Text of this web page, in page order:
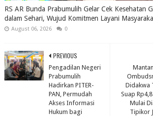
RS AR Bunda Prabumulih Gelar Cek Kesehatan
dalam Sehari, Wujud Komitmen Layani
August 06, 2026 0
Didakwa
Suap
Mulai
Tipikor
PREVIOUS
Pengadilan Negeri
Prabumulih
Hadirkan PITER-
PAN, Permudah
Akses Informasi
Hukum bagi